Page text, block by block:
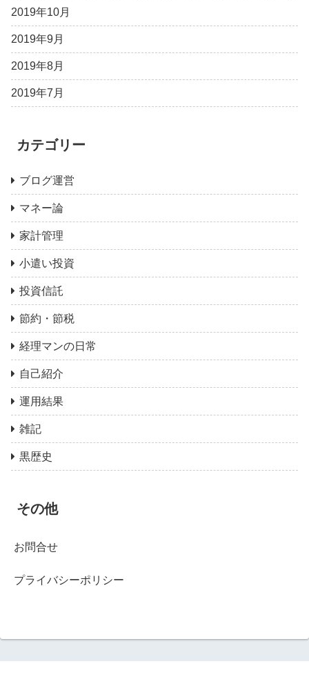
2019年10月
2019年9月
2019年8月
2019年7月
カテゴリー
ブログ運営
マネー論
家計管理
小遣い投資
投資信託
節約・節税
経理マンの日常
自己紹介
運用結果
雑記
黒歴史
その他
お問合せ
プライバシーポリシー